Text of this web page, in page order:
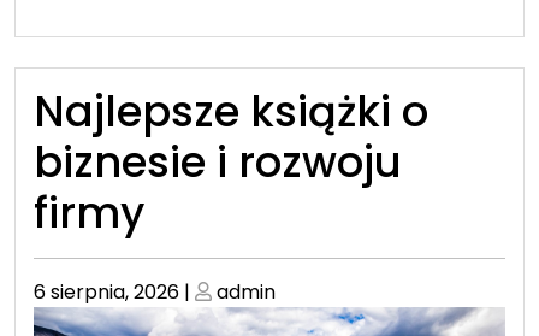
Najlepsze książki o
biznesie i rozwoju
firmy
Posted
on
6 sierpnia, 2026 | Posted
on
admin